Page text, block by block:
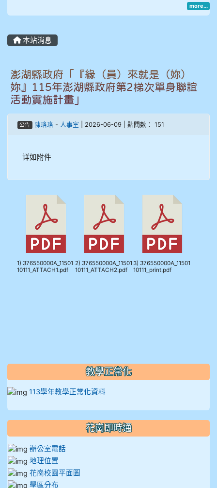
904彭子庭
905蔣昇和
905鄭瑀安
907張晏寧
908彭主豪
909林柏翰
909林玉楓
909林朝智
910謝尚橙
910呂芃澔
914王苡澄
more...
本站消息
澎湖縣政府「『緣（員）來就是（妳）
妳』115年澎湖縣政府第2梯次單身聯誼
活動實施計畫」
公告 陳珞珞- 人事室 | 2026-06-09 | 點閱數： 151
詳如附件
1) 376550000A_11501
10111_ATTACH1.pdf
2) 376550000A_11501
10111_ATTACH2.pdf
3) 376550000A_11501
10111_print.pdf
教學正常化
113學年教學正常化資料
花崗即時通
辦公室電話
地理位置
花崗校園平面圖
學區分布